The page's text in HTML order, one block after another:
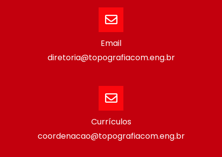
Email
diretoria@topografiacom.eng.br
Currículos
coordenacao@topografiacom.eng.br